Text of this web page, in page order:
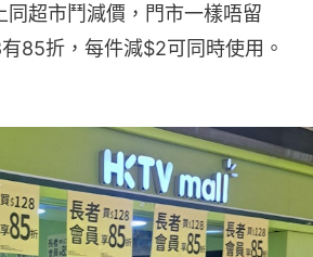
超市鬥減價，門市一樣唔留
85折，每件減$2可同時使用。